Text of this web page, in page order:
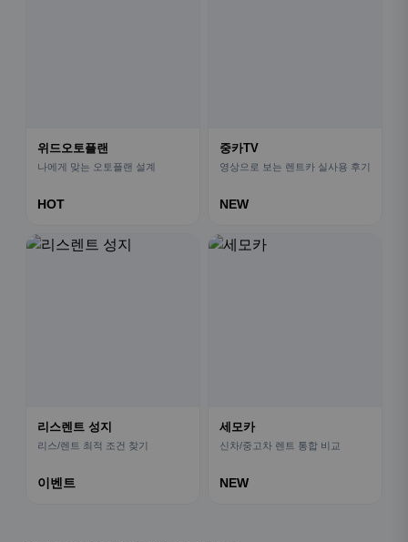
위드오토플랜
나에게 맞는 오토플랜 설계
HOT
중카TV
영상으로 보는 렌트카 실사용 후기
NEW
리스렌트 성지
리스/렌트 최적 조건 찾기
이벤트
세모카
신차/중고차 렌트 통합 비교
NEW